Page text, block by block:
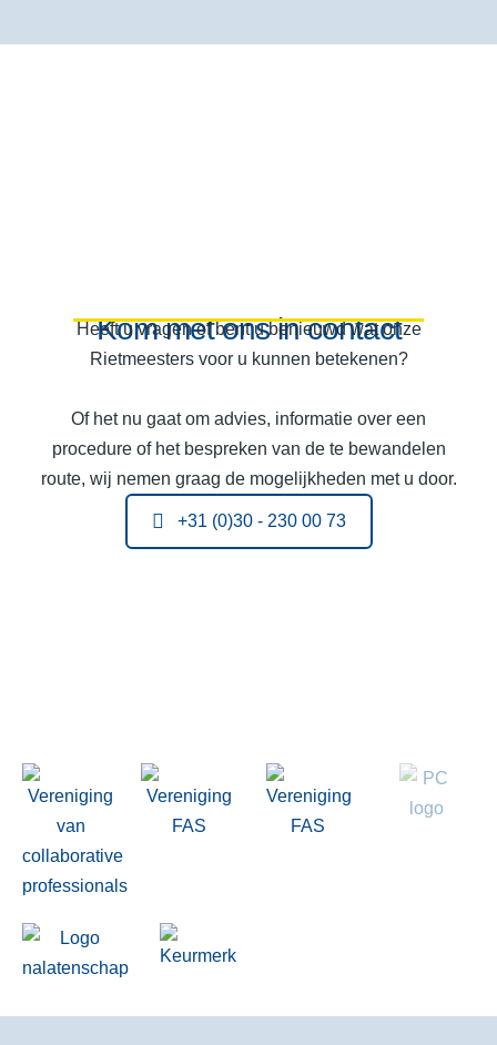
Kom met ons in contact
Heeft u vragen of bent u benieuwd wat onze
Rietmeesters voor u kunnen betekenen?
Of het nu gaat om advies, informatie over een
procedure of het bespreken van de te bewandelen
route, wij nemen graag de mogelijkheden met u door.
+31 (0)30 - 230 00 73